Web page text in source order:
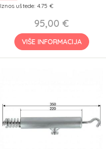
Iznos uštede: 4.75 €
95,00 €
VIŠE INFORMACIJA